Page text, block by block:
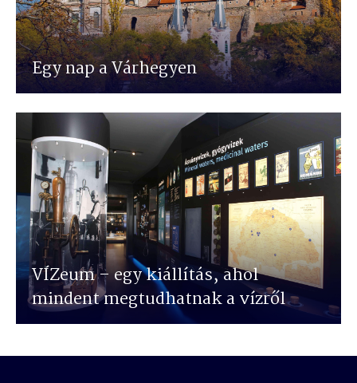
Egy nap a Várhegyen
VÍZeum – egy kiállítás, ahol
mindent megtudhatnak a vízről